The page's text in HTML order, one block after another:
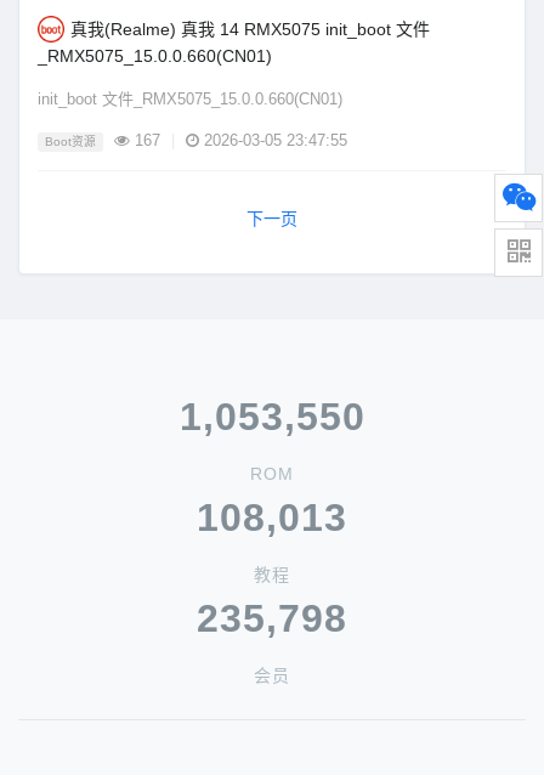
真我(Realme) 真我 14 RMX5075 init_boot 文件
_RMX5075_15.0.0.660(CN01)
init_boot 文件_RMX5075_15.0.0.660(CN01)
Boot资源 167 2026-03-05 23:47:55
下一页
1,053,550
ROM
108,013
教程
235,798
会员